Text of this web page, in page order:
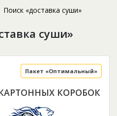
Поиск «доставка суши»
суши»
КОРОБОК
Пакет «Оптимальный»